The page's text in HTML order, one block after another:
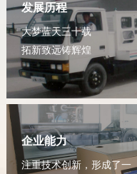
发展历程
大梦蓝天三十载
拓新致远铸辉煌
企业能力
注重技术创新，形成了一